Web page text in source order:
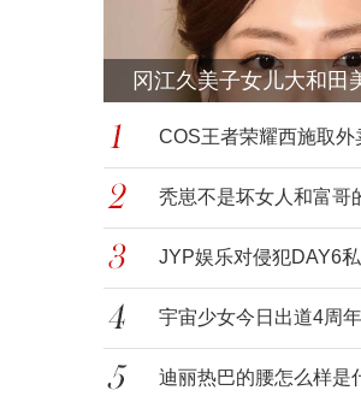
冈江久美子女儿大和田
COS王者荣耀西施取
卖员夺
秃崽不是坏女人和富哥
枪口的
JYP娱乐对侵犯DAY6
正式声明
宇宙少女今日出道4周
与粉
迪丽热巴的腰怎么样是